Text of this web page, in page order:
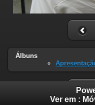
Álbuns
Ver em :